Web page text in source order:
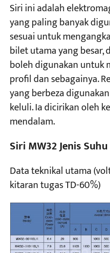
Siri ini adalah
yang paling banyak
sesuai untuk
bilet utama yang besar,
boleh digunakan untuk
profil dan sebagainya.
yang berbeza
keluli. Ia dicirikan oleh
mendalam.
Siri MW32 Jenis
Data teknikal utama
kitaran tugas TD-60%)